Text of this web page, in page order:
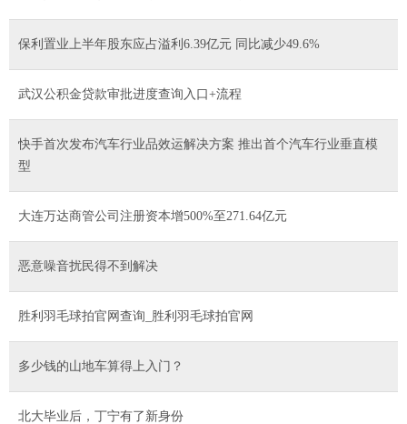
保利置业上半年股东应占溢利6.39亿元 同比减少49.6%
武汉公积金贷款审批进度查询入口+流程
快手首次发布汽车行业品效运解决方案 推出首个汽车行业垂直模
型
大连万达商管公司注册资本增500%至271.64亿元
恶意噪音扰民得不到解决
胜利羽毛球拍官网查询_胜利羽毛球拍官网
多少钱的山地车算得上入门？
北大毕业后，丁宁有了新身份